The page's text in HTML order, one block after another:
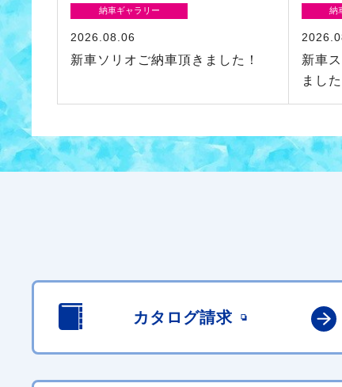
納車ギャラリー
2026.08.06
新車ソリオご納車頂きました！
納
新車
ました
カタログ請求